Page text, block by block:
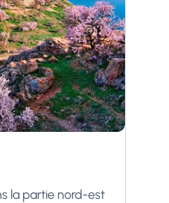
la partie nord-est